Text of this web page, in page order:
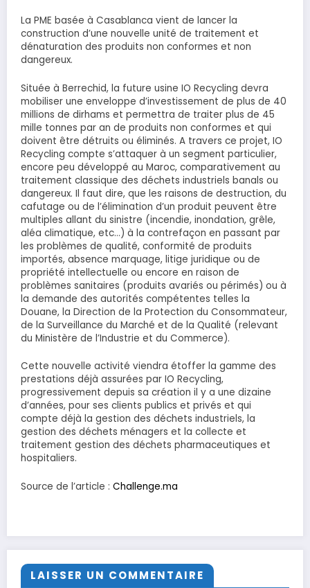
La PME basée à Casablanca vient de lancer la
construction d’une nouvelle unité de traitement et
dénaturation des produits non conformes et non
dangereux.
Située à Berrechid, la future usine IO Recycling devra
mobiliser une enveloppe d’investissement de plus de 40
millions de dirhams et permettra de traiter plus de 45
mille tonnes par an de produits non conformes et qui
doivent être détruits ou éliminés. A travers ce projet, IO
Recycling compte s’attaquer à un segment particulier,
encore peu développé au Maroc, comparativement au
traitement classique des déchets industriels banals ou
dangereux. Il faut dire, que les raisons de destruction, du
cafutage ou de l’élimination d’un produit peuvent être
multiples allant du sinistre (incendie, inondation, grêle,
aléa climatique, etc…) à la contrefaçon en passant par
les problèmes de qualité, conformité de produits
importés, absence marquage, litige juridique ou de
propriété intellectuelle ou encore en raison de
problèmes sanitaires (produits avariés ou périmés) ou à
la demande des autorités compétentes telles la
Douane, la Direction de la Protection du Consommateur,
de la Surveillance du Marché et de la Qualité (relevant
du Ministère de l’Industrie et du Commerce).
Cette nouvelle activité viendra étoffer la gamme des
prestations déjà assurées par IO Recycling,
progressivement depuis sa création il y a une dizaine
d’années, pour ses clients publics et privés et qui
compte déjà la gestion des déchets industriels, la
gestion des déchets ménagers et la collecte et
traitement gestion des déchets pharmaceutiques et
hospitaliers.
Source de l’article : Challenge.ma
LAISSER UN COMMENTAIRE